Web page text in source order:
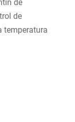
de
de
temperatura